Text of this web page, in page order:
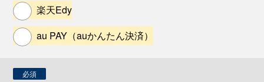
楽天Edy
au PAY（auかんたん決済）
必須